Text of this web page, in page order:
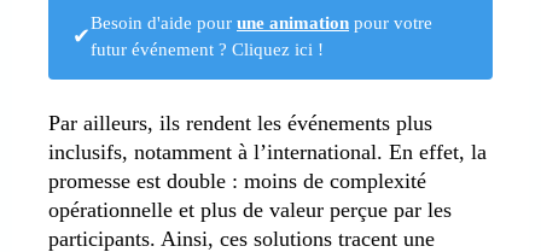
✔
Besoin d'aide pour une animation pour votre
futur événement ? Cliquez ici !
Par ailleurs, ils rendent les événements plus
inclusifs, notamment à l’international. En effet, la
promesse est double : moins de complexité
opérationnelle et plus de valeur perçue par les
participants. Ainsi, ces solutions tracent une